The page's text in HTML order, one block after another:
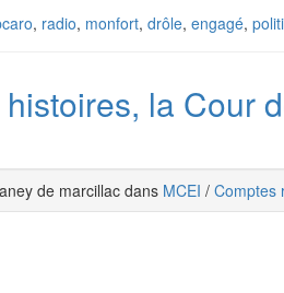
, radio, monfort, drôle, engagé,
la Cour
de marcillac dans MCEI / Comptes